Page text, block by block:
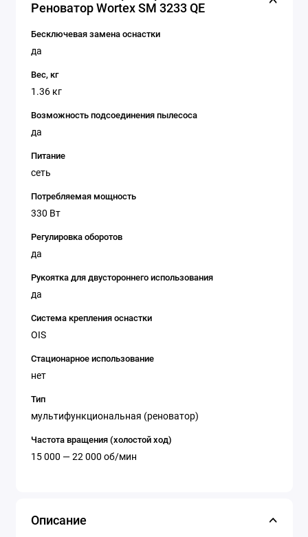
Реноватор Wortex SM 3233 QE
Бесключевая замена оснастки
да
Вес, кг
1.36 кг
Возможность подсоединения пылесоса
да
Питание
сеть
Потребляемая мощность
330 Вт
Регулировка оборотов
да
Рукоятка для двустороннего использования
да
Система крепления оснастки
OIS
Стационарное использование
нет
Тип
мультифункциональная (реноватор)
Частота вращения (холостой ход)
15 000 — 22 000 об/мин
Описание